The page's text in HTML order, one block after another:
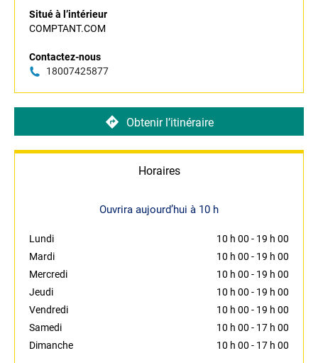
Situé à l’intérieur
COMPTANT.COM
Contactez-nous
18007425877
Obtenir l’itinéraire
Horaires
Ouvrira aujourd’hui à 10 h
Lundi 10 h 00 - 19 h 00
Mardi
10 h 00 - 19 h 00
Mercredi
10 h 00 - 19 h 00
Jeudi
10 h 00 - 19 h 00
Vendredi
10 h 00 - 19 h 00
Samedi
10 h 00 - 17 h 00
Dimanche
10 h 00 - 17 h 00